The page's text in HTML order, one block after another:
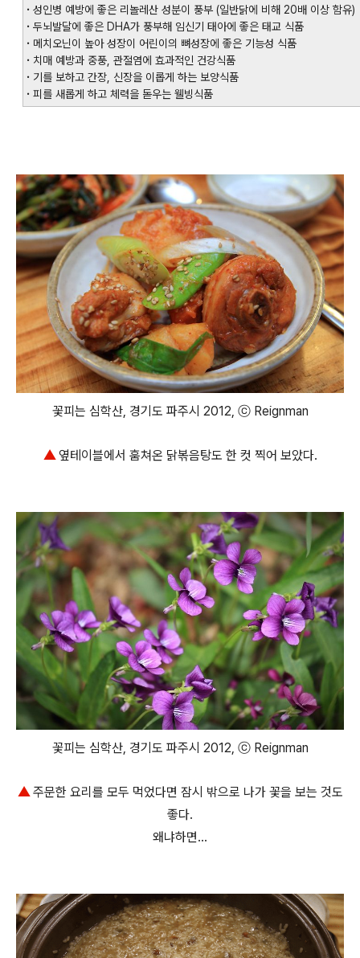
· 성인병 예방에 좋은 리놀레산 성분이 풍부 (일반닭에 비해 20배 이상 함유)
· 두뇌발달에 좋은 DHA가 풍부해 임신기 태아에 좋은 태교 식품
· 메치오닌이 높아 성장이 어린이의 뼈성장에 좋은 기능성 식품
· 치매 예방과 중풍, 관절염에 효과적인 건강식품
· 기를 보하고 간장, 신장을 이롭게 하는 보양식품
· 피를 새롭게 하고 체력을 돋우는 웰빙식품
꽃피는 심학산, 경기도 파주시 2012, ⓒ Reignman
▲옆테이블에서 훔쳐온 닭볶음탕도 한 컷 찍어 보았다.
꽃피는 심학산, 경기도 파주시 2012, ⓒ Reignman
▲주문한 요리를 모두 먹었다면 잠시 밖으로 나가 꽃을 보는 것도
좋다.
왜냐하면...